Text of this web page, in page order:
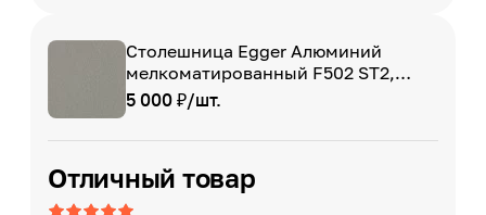
Столешница Egger Алюминий
мелкоматированный F502 ST2,
4100 x 600 x 38 мм
5 000 ₽/шт.
Отличный товар